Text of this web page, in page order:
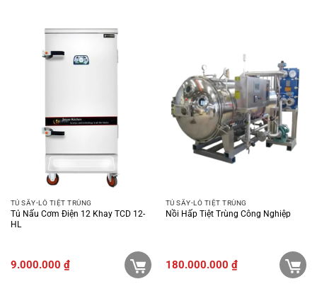
TỦ SẤY-LÒ TIỆT TRÙNG
Tủ Nấu Cơm Điện 12 Khay TCD 12-
HL
9.000.000 ₫
TỦ SẤY-LÒ TIỆT TRÙNG
Nồi Hấp Tiệt Trùng Công Nghiệp
180.000.000 ₫